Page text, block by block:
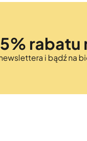
rabatu
i bądź na